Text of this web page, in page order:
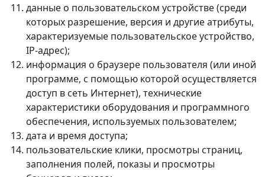
данные о пользовательском устройстве (среди
которых разрешение, версия и другие атрибуты,
характеризуемые пользовательское устройство,
IP-адрес);
информация о браузере пользователя (или иной
программе, с помощью которой осуществляется
доступ в сеть Интернет), технические
характеристики оборудования и программного
обеспечения, используемых пользователем;
дата и время доступа;
пользовательские клики, просмотры страниц,
заполнения полей, показы и просмотры